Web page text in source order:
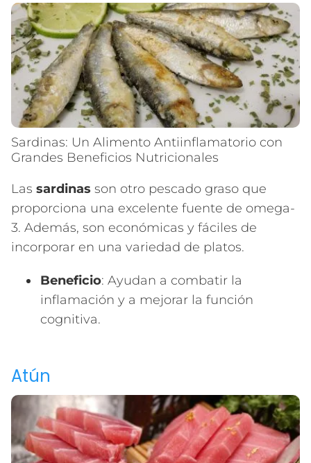
Sardinas: Un Alimento Antiinflamatorio con
Grandes Beneficios Nutricionales
Las sardinas son otro pescado graso que
proporciona una excelente fuente de omega-
3. Además, son económicas y fáciles de
incorporar en una variedad de platos.
Beneficio: Ayudan a combatir la
inflamación y a mejorar la función
cognitiva.
Atún